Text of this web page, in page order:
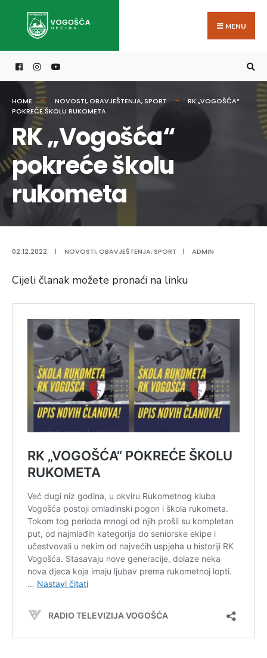
MENU
HOME NOVOSTI,OBAVJEŠTENJA,SPORT
RK „VOGOŠĆA“
POKREĆE ŠKOLU RUKOMETA
RK „Vogošća“
pokreće školu
rukometa
02.12.2022. | NOVOSTI,OBAVJEŠTENJA, SPORT | ADMIN
Cijeli članak možete pronaći na linku
for: